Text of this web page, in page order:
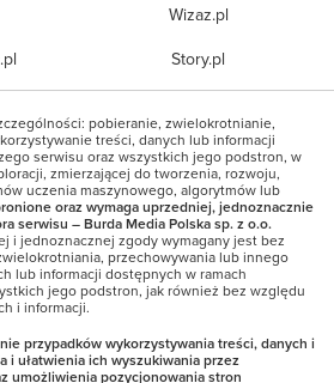
Wizaz.pl
Story.pl
pobieranie, zwielokrotnianie,
treści, danych lub informacji
serwisu oraz wszystkich jego podstron, w
zmierzającej do tworzenia, rozwoju,
uczenia maszynowego, algorytmów lub
oraz wymaga uprzedniej, jednoznacznie
serwisu – Burda Media Polska sp. z o.o.
i jednoznacznej zgody wymagany jest bez
przechowywania lub innego
lub informacji dostępnych w ramach
jego podstron, jak również bez względu
i informacji.
przypadków wykorzystywania treści, danych i
i ułatwienia ich wyszukiwania przez
umożliwienia pozycjonowania stron